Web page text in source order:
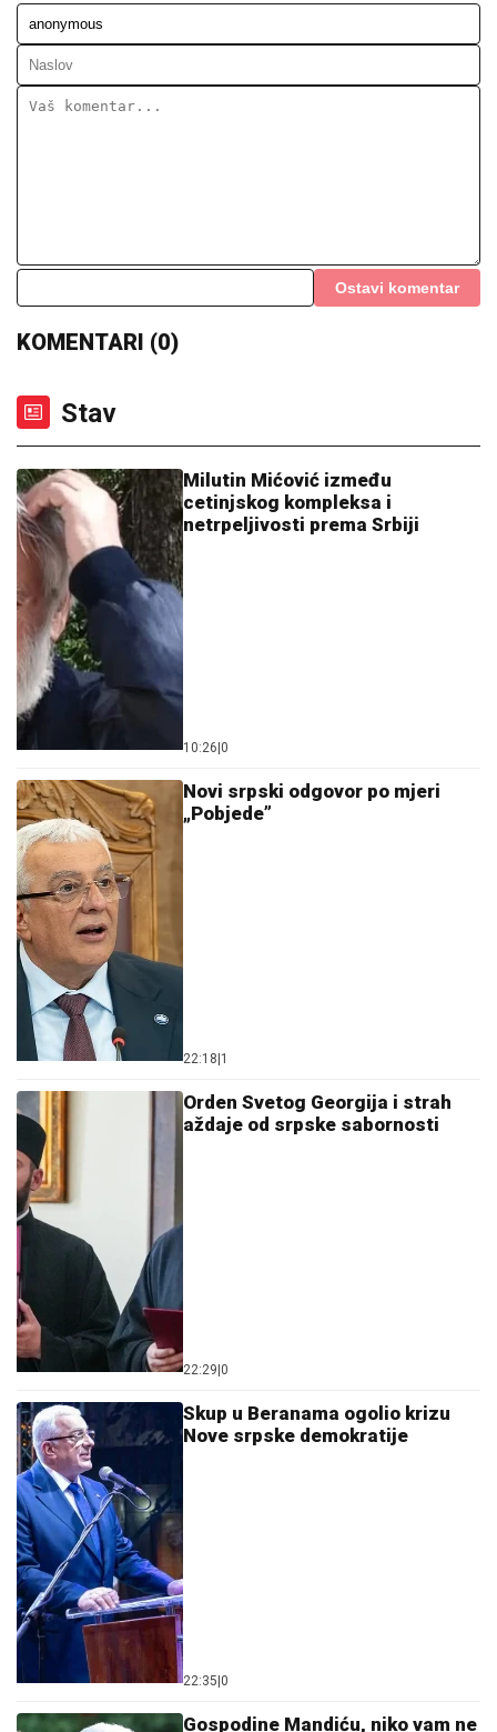
Ostavi komentar
KOMENTARI (0)
Stav
Milutin Mićović između
cetinjskog kompleksa i
netrpeljivosti prema Srbiji
10:26|0
Novi srpski odgovor po mjeri
„Pobjede”
22:18|1
Orden Svetog Georgija i strah
aždaje od srpske sabornosti
22:29|0
Skup u Beranama ogolio krizu
Nove srpske demokratije
22:35|0
Gospodine Mandiću, niko vam ne